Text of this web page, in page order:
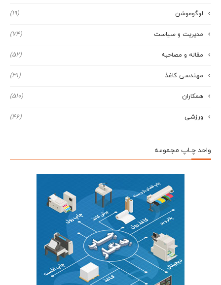
لوگوموشن (19)
مدیریت و سیاست (74)
مقاله و مصاحبه (52)
مهندسی کاغذ (31)
همکاران (510)
ورزشی (46)
واحد چـاپ مجموعه